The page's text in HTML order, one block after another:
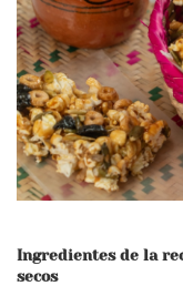
Ingredientes de la
secos